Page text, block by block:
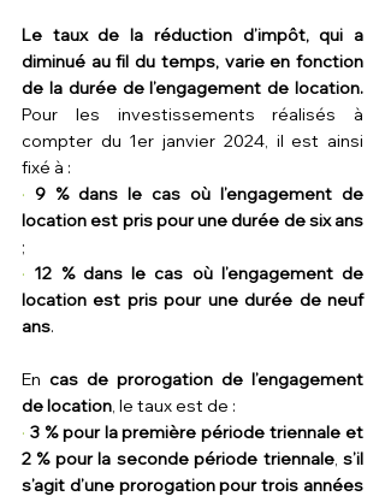
Le taux de la réduction d’impôt, qui a
diminué au fil du temps, varie en fonction
Pour les investissements réalisés à
compter du 1er janvier 2024, il est ainsi
fixé à :
· 9 % dans le cas où l’engagement de
location est pris pour une durée de six ans
;
· 12 % dans le cas où l’engagement de
location est pris pour une durée de neuf
ans.
En cas de prorogation de l’engagement
de location, le taux est de :
· 3 % pour la première période triennale et
2 % pour la seconde période triennale, s’il
s’agit d’une prorogation pour trois années